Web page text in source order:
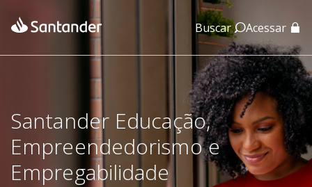
App Santander Buscar Acessar
Santander Educação,
Empreendedorismo e
Empregabilidade